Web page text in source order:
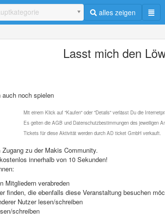
alles zeigen
Lasst mich den
noch spielen
Mit einem Klick auf "Kaufen" oder "Details" verlässt Du die
Es gelten die AGB und Datenschutzbestimmungen des jeweiligen
Tickets für diese Aktivität werden durch AD ticket GmbH verkauft.
Zugang zu der Makis Community.
innerhalb von 10 Sekunden!
Mitgliedern verabreden
finden, die ebenfalls diese Veranstaltung besuchen
Nutzer lesen/schreiben
schreiben